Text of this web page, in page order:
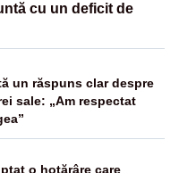
cu un deficit de
un răspuns clar despre
sale: „Am respectat
o hotărâre care